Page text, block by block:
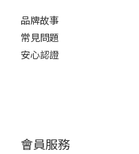
品牌故事
常見問題
安心認證
會員服務